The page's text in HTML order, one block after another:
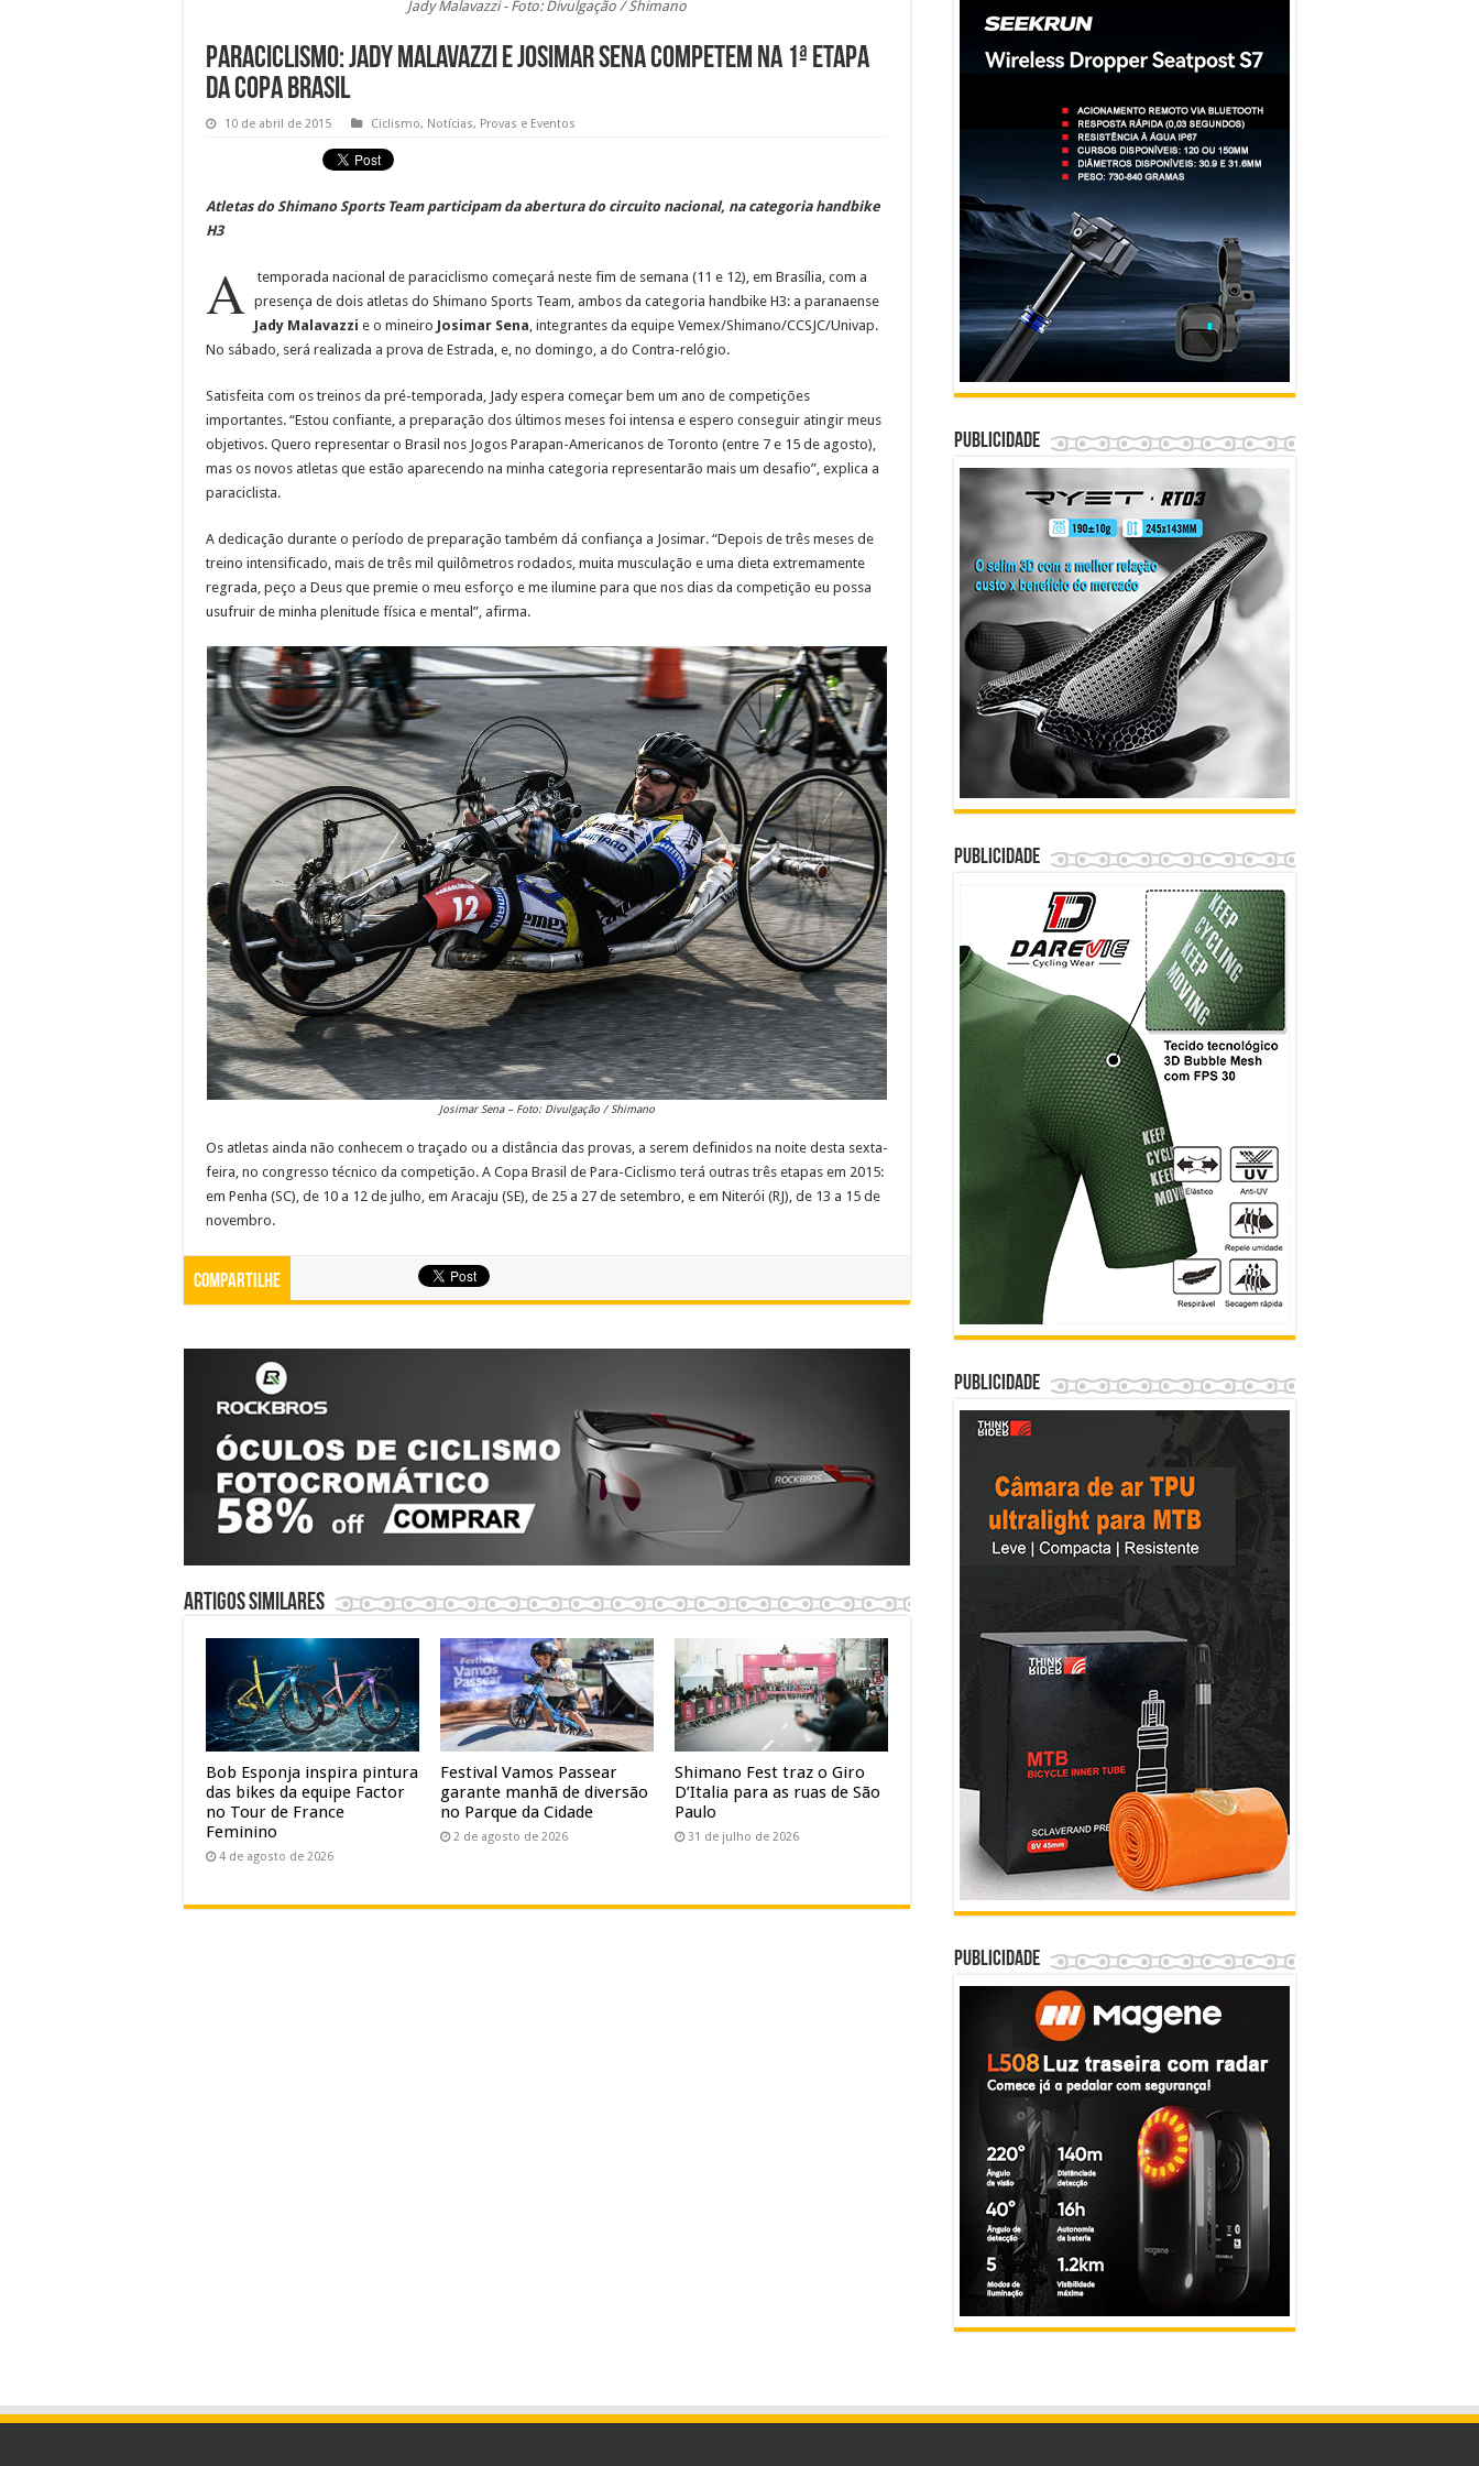
Jady Malavazzi - Foto: Divulgação / Shimano
Paraciclismo: Jady Malavazzi e Josimar Sena competem na 1ª etapa
da Copa Brasil
10 de abril de 2015 Ciclismo, Notícias, Provas e Eventos
Atletas do Shimano Sports Team participam da abertura do circuito nacional, na categoria handbike
H3
A
temporada nacional de paraciclismo começará neste fim de semana (11 e 12), em Brasília, com a
presença de dois atletas do Shimano Sports Team, ambos da categoria handbike H3: a paranaense
Jady Malavazzi e o mineiro Josimar Sena , integrantes da equipe Vemex/Shimano/CCSJC/Univap.
No sábado, será realizada a prova de Estrada, e, no domingo, a do Contra-relógio.
Satisfeita com os treinos da pré-temporada, Jady espera começar bem um ano de competições
importantes. “Estou confiante, a preparação dos últimos meses foi intensa e espero conseguir atingir meus
objetivos. Quero representar o Brasil nos Jogos Parapan-Americanos de Toronto (entre 7 e 15 de agosto),
mas os novos atletas que estão aparecendo na minha categoria representarão mais um desafio”, explica a
paraciclista.
A dedicação durante o período de preparação também dá confiança a Josimar. “Depois de três meses de
treino intensificado, mais de três mil quilômetros rodados, muita musculação e uma dieta extremamente
regrada, peço a Deus que premie o meu esforço e me ilumine para que nos dias da competição eu possa
usufruir de minha plenitude física e mental”, afirma.
Josimar Sena – Foto: Divulgação / Shimano
Os atletas ainda não conhecem o traçado ou a distância das provas, a serem definidos na noite desta sexta-
feira, no congresso técnico da competição. A Copa Brasil de Para-Ciclismo terá outras três etapas em 2015:
em Penha (SC), de 10 a 12 de julho, em Aracaju (SE), de 25 a 27 de setembro, e em Niterói (RJ), de 13 a 15 de
novembro.
Compartilhe
Artigos similares
Bob Esponja inspira pintura
das bikes da equipe Factor
no Tour de France
Feminino
4 de agosto de 2026
Festival Vamos Passear
garante manhã de diversão
no Parque da Cidade
2 de agosto de 2026
Shimano Fest traz o Giro
D’Italia para as ruas de São
Paulo
31 de julho de 2026
Publicidade
Publicidade
Publicidade
Publicidade